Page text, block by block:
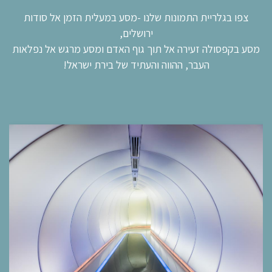
צפו בגלריית התמונות שלנו -מסע במעלית הזמן אל סודות
ירושלים,
מסע בקפסולה זעירה אל תוך גוף האדם ומסע מרגש אל נפלאות
העבר, ההווה והעתיד של בירת ישראל!